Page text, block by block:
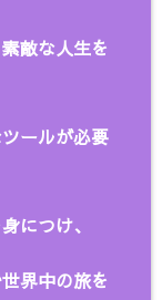
素敵な人生を
ールが必要
につけ、
界中の旅を